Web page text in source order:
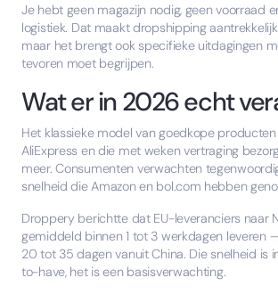
Je hebt geen magazijn nodig, geen voorraad
logistiek. Dat maakt dropshipping
maar het brengt ook specifieke uitdagingen
tevoren moet begrijpen.
Wat er in 2026 echt
Het klassieke model van goedkope
AliExpress en die met weken vertraging
meer. Consumenten verwachten
snelheid die Amazon en bol.com hebben
Droppery berichtte dat EU-leveranciers naar
gemiddeld binnen 1 tot 3 werkdagen leveren
20 tot 35 dagen vanuit China. Die snelheid is
to-have, het is een basisverwachting.